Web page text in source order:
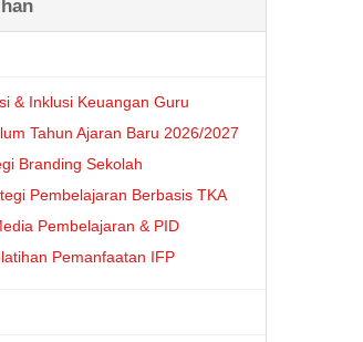
& Inklusi Keuangan Guru
Tahun Ajaran Baru 2026/2027
Branding Sekolah
Pembelajaran Berbasis TKA
Pembelajaran & PID
Pemanfaatan IFP